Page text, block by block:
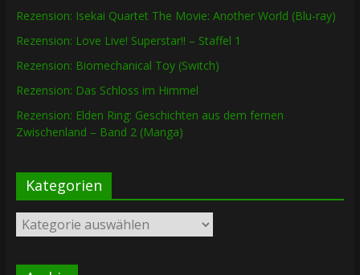
Rezension: Isekai Quartet The Movie: Another World (Blu-ray)
Rezension: Love Live! Superstar!! – Staffel 1
Rezension: Biomechanical Toy (Switch)
Rezension: Das Schloss im Himmel
Rezension: Elden Ring: Geschichten aus dem fernen
Zwischenland – Band 2 (Manga)
Kategorien
Kategorien